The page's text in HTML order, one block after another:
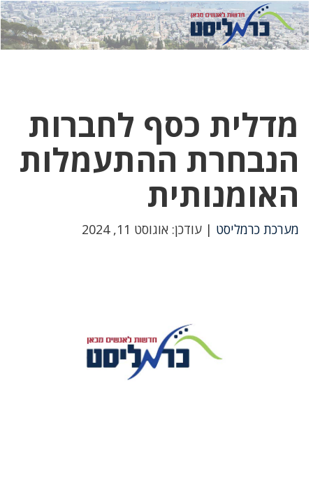
לחץ
כאן
לחץ
כדי
מדלית כסף לחברות
הנבחרת ההתעמלות
האומנותית
מערכת כרמליסט | עודכן: אוגוסט 11, 2024